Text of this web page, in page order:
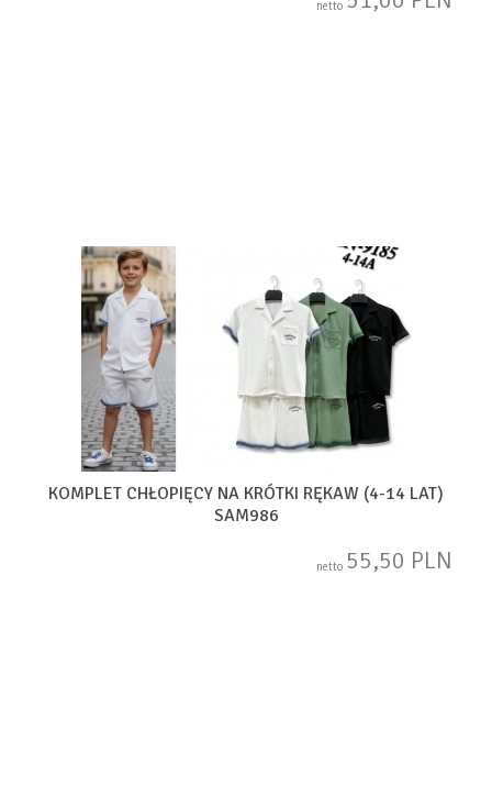
netto
KOMPLET CHŁOPIĘCY NA KRÓTKI RĘKAW (4-14 LAT)
SAM986
netto 55,50 PLN